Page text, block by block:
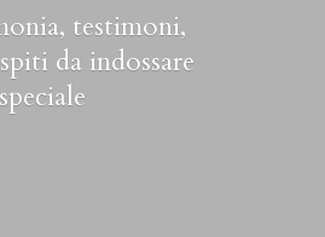
testimoni,
da indossare